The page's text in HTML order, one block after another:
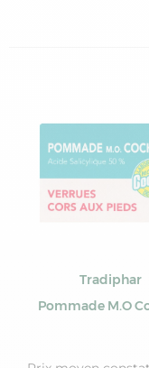
Tradiphar
Pommade M.O